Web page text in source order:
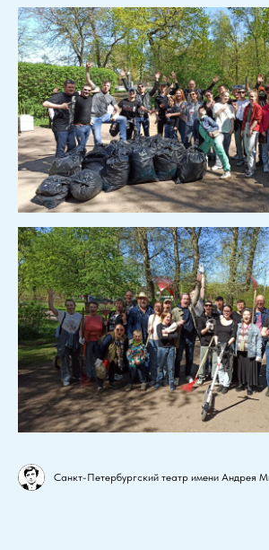
Санкт-Петербургский театр имени Андрея